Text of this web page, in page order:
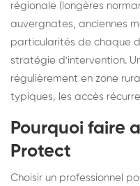
régionale (longères
auvergnates, anciennes
particularités de chaque
stratégie d'intervention.
régulièrement en zone
typiques, les accès
Pourquoi faire
Protect
Choisir un professionnel